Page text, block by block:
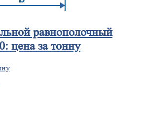
равнополочный
цена за тонну